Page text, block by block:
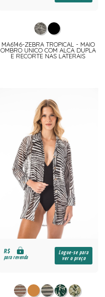
MA6146-ZEBRA TROPICAL - MAIO
OMBRO UNICO COM ALCA DUPLA
E RECORTE NAS LATERAIS
R$
para revenda
Logue-se para
ver o preço